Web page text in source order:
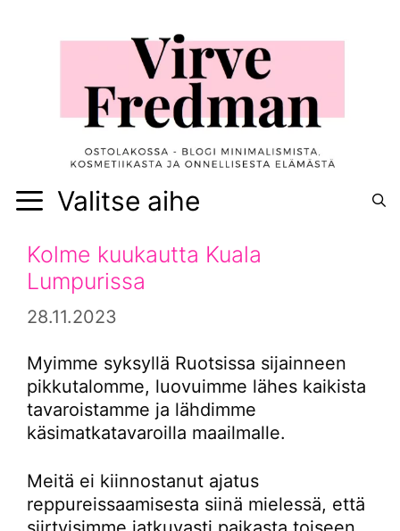
Valitse aihe
Kolme kuukautta Kuala
Lumpurissa
28.11.2023
Myimme syksyllä Ruotsissa sijainneen
pikkutalomme, luovuimme lähes kaikista
tavaroistamme ja lähdimme
käsimatkatavaroilla maailmalle.
Meitä ei kiinnostanut ajatus
reppureissaamisesta siinä mielessä, että